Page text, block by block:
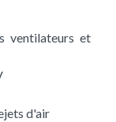
ventilateurs et
d'air